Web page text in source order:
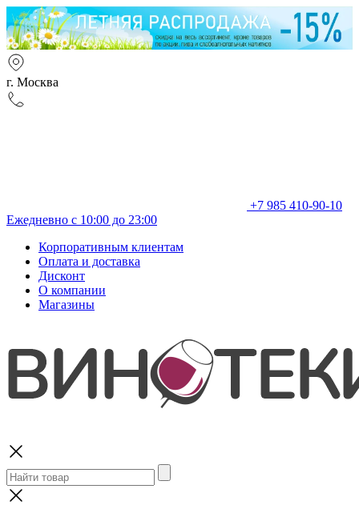
г. Москва
+7 985 410-90-10
Ежедневно с 10:00 до 23:00
Корпоративным клиентам
Оплата и доставка
Дисконт
О компании
Магазины